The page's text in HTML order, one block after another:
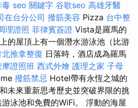
毒 seo 關鍵字 谷歌seo 高雄牙醫
在台分公司 撥筋美容 Pizza 台中整
理證照 菲律賓簽證 Vista是羅馬的
的屋頂上有一個潛水游泳池（比游
北推拿整復 日落時，酒店成為羅馬
摩證照班 西式外燴 護理之家 子母
撥筋禁忌 Hotel帶有永恆之城的
未來重新思考歷史並突破界限的挑
泳池和免費的WiFi。 浮動的海屋